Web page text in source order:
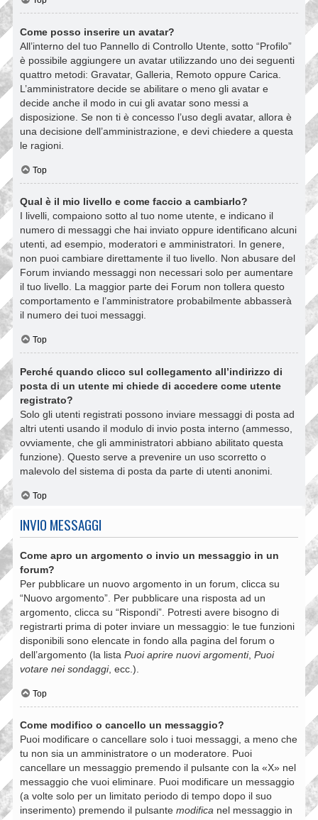
Come posso inserire un avatar?
All’interno del tuo Pannello di Controllo Utente, sotto “Profilo”
è possibile aggiungere un avatar utilizzando uno dei seguenti
quattro metodi: Gravatar, Galleria, Remoto oppure Carica.
L’amministratore decide se abilitare o meno gli avatar e
decide anche il modo in cui gli avatar sono messi a
disposizione. Se non ti è concesso l’uso degli avatar, allora è
una decisione dell’amministrazione, e devi chiedere a questa
le ragioni.
Top
Qual è il mio livello e come faccio a cambiarlo?
I livelli, compaiono sotto al tuo nome utente, e indicano il
numero di messaggi che hai inviato oppure identificano alcuni
utenti, ad esempio, moderatori e amministratori. In genere,
non puoi cambiare direttamente il tuo livello. Non abusare del
Forum inviando messaggi non necessari solo per aumentare
il tuo livello. La maggior parte dei Forum non tollera questo
comportamento e l’amministratore probabilmente abbasserà
il numero dei tuoi messaggi.
Top
Perché quando clicco sul collegamento all’indirizzo di
posta di un utente mi chiede di accedere come utente
registrato?
Solo gli utenti registrati possono inviare messaggi di posta ad
altri utenti usando il modulo di invio posta interno (ammesso,
ovviamente, che gli amministratori abbiano abilitato questa
funzione). Questo serve a prevenire un uso scorretto o
malevolo del sistema di posta da parte di utenti anonimi.
Top
INVIO MESSAGGI
Come apro un argomento o invio un messaggio in un
forum?
Per pubblicare un nuovo argomento in un forum, clicca su
“Nuovo argomento”. Per pubblicare una risposta ad un
argomento, clicca su “Rispondi”. Potresti avere bisogno di
registrarti prima di poter inviare un messaggio: le tue funzioni
disponibili sono elencate in fondo alla pagina del forum o
dell’argomento (la lista Puoi aprire nuovi argomenti, Puoi
votare nei sondaggi, ecc.).
Top
Come modifico o cancello un messaggio?
Puoi modificare o cancellare solo i tuoi messaggi, a meno che
tu non sia un amministratore o un moderatore. Puoi
cancellare un messaggio premendo il pulsante con la «X» nel
messaggio che vuoi eliminare. Puoi modificare un messaggio
(a volte solo per un limitato periodo di tempo dopo il suo
inserimento) premendo il pulsante modifica nel messaggio in